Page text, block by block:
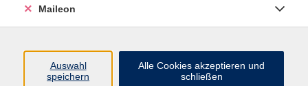
Maileon
Auswahl
speichern
Alle Cookies akzeptieren und
schließen